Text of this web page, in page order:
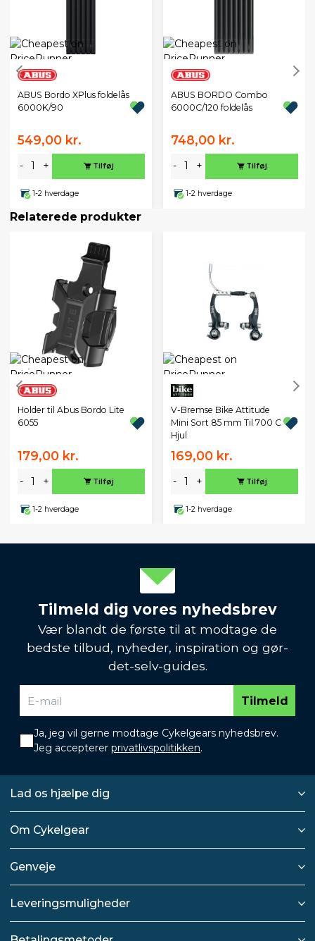
ABUS Bordo XPlus foldelås
6000K/90
549,00 kr.
- + Tilføj
1-2 hverdage
ABUS BORDO Combo
6000C/120 foldelås
748,00 kr.
- + Tilføj
1-2 hverdage
Relaterede produkter
Holder til Abus Bordo Lite
6055
179,00 kr.
- + Tilføj
1-2 hverdage
V-Bremse Bike Attitude
Mini Sort 85 mm Til 700 C
Hjul
169,00 kr.
- + Tilføj
1-2 hverdage
Tilmeld dig vores nyhedsbrev
Vær blandt de første til at modtage de
bedste tilbud, nyheder, inspiration og gør-
det-selv-guides.
Tilmeld
Ja, jeg vil gerne modtage Cykelgears nyhedsbrev.
Jeg accepterer privatlivspolitikken.
Lad os hjælpe dig
Om Cykelgear
Genveje
Leveringsmuligheder